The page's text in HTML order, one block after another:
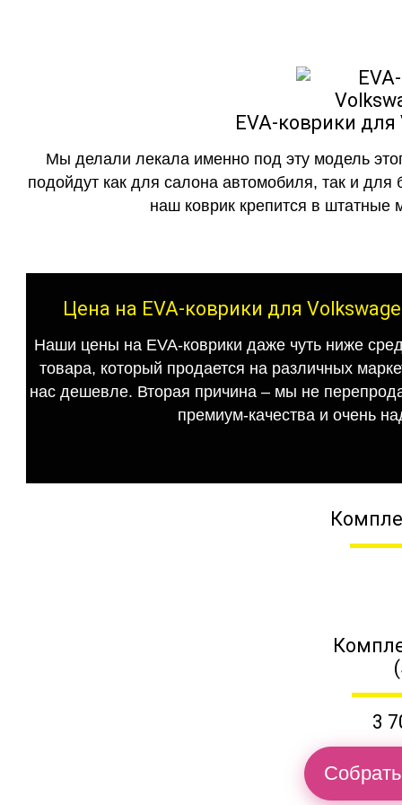
EVA-коврики
Мы делали лекала именно под эту модель
подойдут как для салона автомобиля, так и для
наш коврик крепится в штатные
Цена на EVA-коврики для
Наши цены на EVA-коврики даже чуть ниже
товара, который продается на различных
нас дешевле. Вторая причина – мы не
премиум-качества и очень
3